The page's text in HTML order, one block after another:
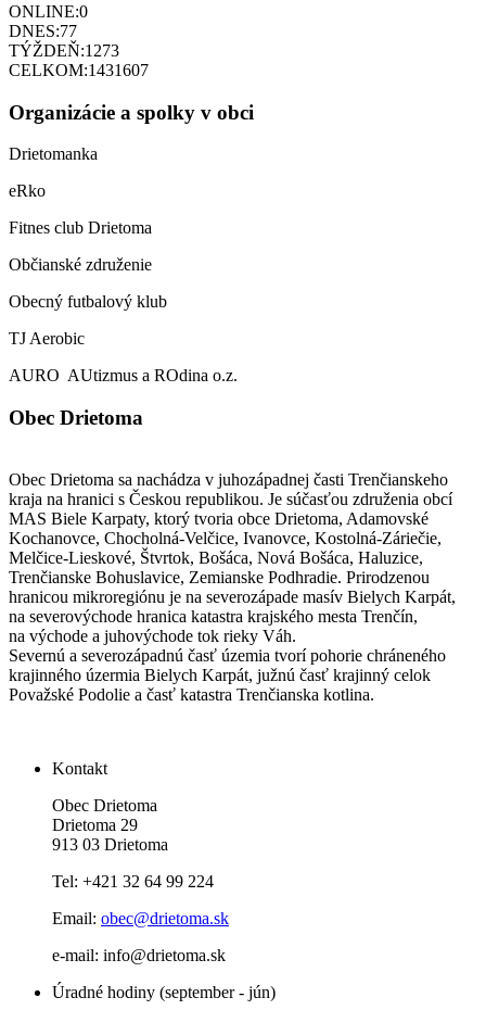
ONLINE:0
DNES:77
TÝŽDEŇ:1273
CELKOM:1431607
Organizácie a spolky v obci
Drietomanka
eRko
Fitnes club Drietoma
Občianské združenie
Obecný futbalový klub
TJ Aerobic
AURO AUtizmus a ROdina o.z.
Obec Drietoma
Obec Drietoma sa nachádza v juhozápadnej časti Trenčianskeho
kraja na hranici s Českou republikou. Je súčasťou združenia obcí
MAS Biele Karpaty, ktorý tvoria obce Drietoma, Adamovské
Kochanovce, Chocholná-Velčice, Ivanovce, Kostolná-Záriečie,
Melčice-Lieskové, Štvrtok, Bošáca, Nová Bošáca, Haluzice,
Trenčianske Bohuslavice, Zemianske Podhradie. Prirodzenou
hranicou mikroregiónu je na severozápade masív Bielych Karpát,
na severovýchode hranica katastra krajského mesta Trenčín,
na východe a juhovýchode tok rieky Váh.
Severnú a severozápadnú časť územia tvorí pohorie chráneného
krajinného úzermia Bielych Karpát, južnú časť krajinný celok
Považské Podolie a časť katastra Trenčianska kotlina.
Kontakt
Obec Drietoma
Drietoma 29
913 03 Drietoma
Tel: +421 32 64 99 224
Email: obec@drietoma.sk
e-mail: info@drietoma.sk
Úradné hodiny (september - jún)